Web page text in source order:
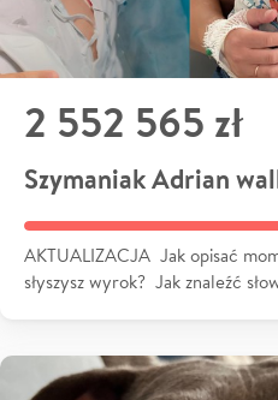
2 552 565 zł
Szymaniak Adrian
AKTUALIZACJA Jak opisać
słyszysz wyrok? Jak znaleźć